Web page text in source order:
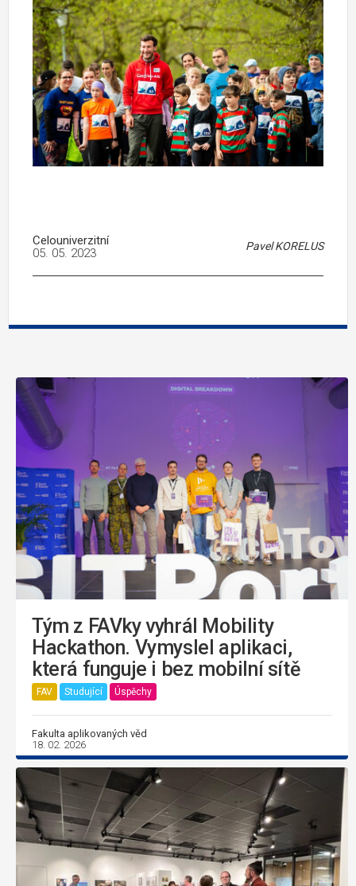
Celouniverzitní Pavel KORELUS
05. 05. 2023
Tým z FAVky vyhrál Mobility
Hackathon. Vymyslel aplikaci,
která funguje i bez mobilní sítě
FAV Studující Úspěchy
Fakulta aplikovaných věd
18. 02. 2026